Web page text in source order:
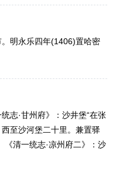
明永乐四年(1406)置哈密
志·甘州府》：沙井堡“在张
至沙河堡二十里。兼置驿
清一统志·凉州府二》：沙